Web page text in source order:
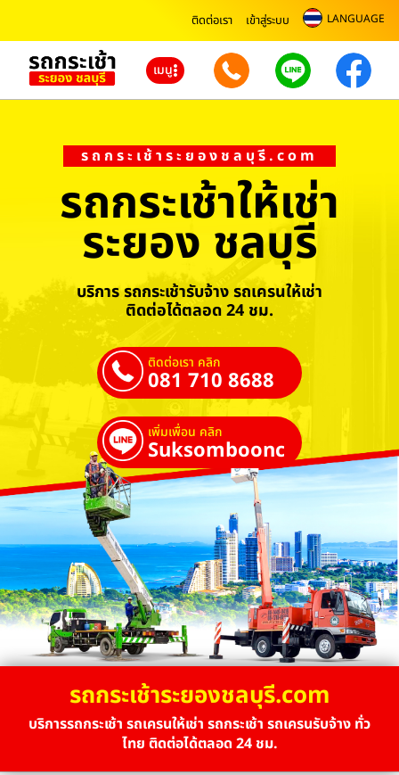
ติดต่อเรา เข้าสู่ระบบ LANGUAGE
เมนู
รถกระเช้าระยองชลบุรี.com
รถกระเช้าให้เช่า
ระยอง ชลบุรี
บริการ รถกระเช้ารับจ้าง รถเครนให้เช่า
ติดต่อได้ตลอด 24 ชม.
ติดต่อเรา คลิก
081 710 8688
เพิ่มเพื่อน คลิก
Suksombooncrane
รถกระเช้าระยองชลบุรี.com
บริการรถกระเช้า รถเครนให้เช่า รถกระเช้า รถเครนรับจ้าง ทั่ว
ไทย ติดต่อได้ตลอด 24 ชม.